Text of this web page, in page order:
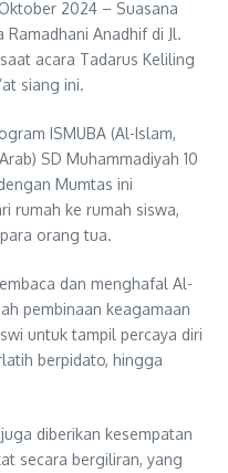
2024 – Suasana
Anadhif di Jl.
acara Tadarus Keliling
siang ini.
ISMUBA (Al-Islam,
SD Muhammadiyah 10
Mumtas ini
rumah ke rumah siswa,
orang tua.
dan menghafal Al-
pembinaan keagamaan
untuk tampil percaya diri
berpidato, hingga
diberikan kesempatan
secara bergiliran, yang